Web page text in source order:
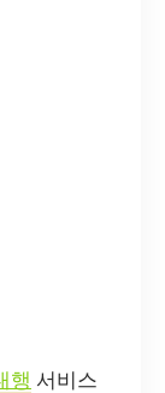
행 서비스